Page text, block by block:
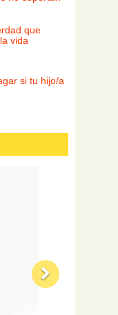
que
vida
si tu hijo/a